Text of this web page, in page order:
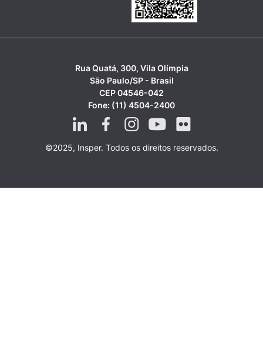
Rua Quatá, 300, Vila Olímpia
São Paulo/SP - Brasil
CEP 04546-042
Fone: (11) 4504-2400
©2025, Insper. Todos os direitos reservados.